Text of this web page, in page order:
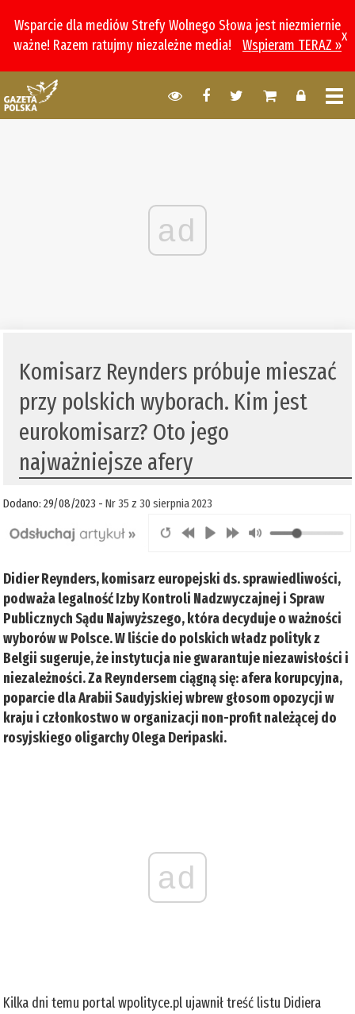
Wsparcie dla mediów Strefy Wolnego Słowa jest niezmiernie
ważne! Razem ratujmy niezależne media!
Wspieram TERAZ »
x
ad
Komisarz Reynders próbuje mieszać
przy polskich wyborach. Kim jest
eurokomisarz? Oto jego
najważniejsze afery
Dodano: 29/08/2023 -Nr 35 z 30 sierpnia 2023
Didier Reynders, komisarz europejski ds. sprawiedliwości,
podważa legalność Izby Kontroli Nadzwyczajnej i Spraw
Publicznych Sądu Najwyższego, która decyduje o ważności
wyborów w Polsce. W liście do polskich władz polityk z
Belgii sugeruje, że instytucja nie gwarantuje niezawisłości i
niezależności. Za Reyndersem ciągną się: afera korupcyjna,
poparcie dla Arabii Saudyjskiej wbrew głosom opozycji w
kraju i członkostwo w organizacji non-profit należącej do
rosyjskiego oligarchy Olega Deripaski.
ad
Kilka dni temu portal wpolityce.pl ujawnił treść listu Didiera